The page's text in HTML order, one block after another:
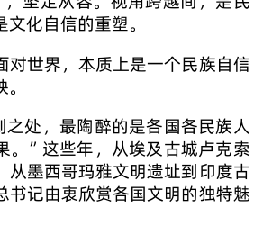
化自信的重塑。
对世界，本质上是一个民族自信
之处，最陶醉的是各国各民族人
。”这些年，从埃及古城卢克索
从墨西哥玛雅文明遗址到印度古
书记由衷欣赏各国文明的独特魅